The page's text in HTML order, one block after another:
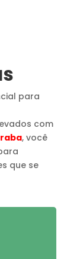
para
com
, você
que se